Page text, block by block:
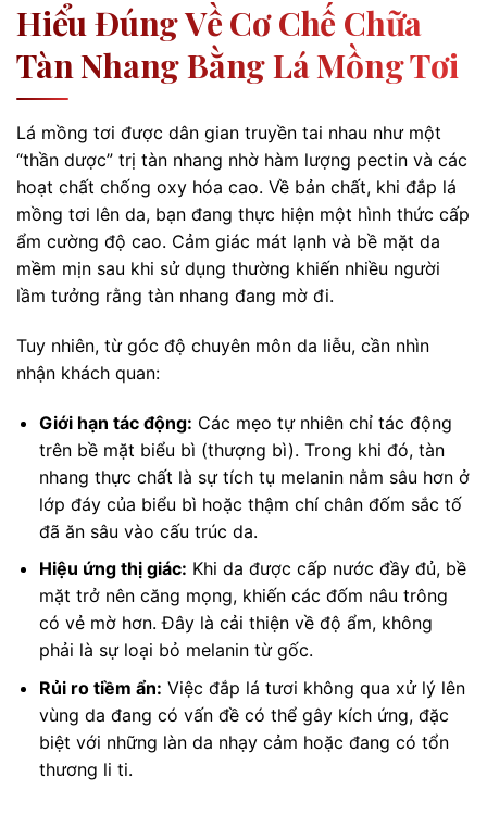
Hiểu Đúng Về Cơ Chế Chữa
Tàn Nhang Bằng Lá Mồng Tơi
Lá mồng tơi được dân gian truyền tai nhau như một
“thần dược” trị tàn nhang nhờ hàm lượng pectin và các
hoạt chất chống oxy hóa cao. Về bản chất, khi đắp lá
mồng tơi lên da, bạn đang thực hiện một hình thức cấp
ẩm cường độ cao. Cảm giác mát lạnh và bề mặt da
mềm mịn sau khi sử dụng thường khiến nhiều người
lầm tưởng rằng tàn nhang đang mờ đi.
Tuy nhiên, từ góc độ chuyên môn da liễu, cần nhìn
nhận khách quan:
Giới hạn tác động: Các mẹo tự nhiên chỉ tác động
trên bề mặt biểu bì (thượng bì). Trong khi đó, tàn
nhang thực chất là sự tích tụ melanin nằm sâu hơn ở
lớp đáy của biểu bì hoặc thậm chí chân đốm sắc tố
đã ăn sâu vào cấu trúc da.
Hiệu ứng thị giác: Khi da được cấp nước đầy đủ, bề
mặt trở nên căng mọng, khiến các đốm nâu trông
có vẻ mờ hơn. Đây là cải thiện về độ ẩm, không
phải là sự loại bỏ melanin từ gốc.
Rủi ro tiềm ẩn: Việc đắp lá tươi không qua xử lý lên
vùng da đang có vấn đề có thể gây kích ứng, đặc
biệt với những làn da nhạy cảm hoặc đang có tổn
thương li ti.